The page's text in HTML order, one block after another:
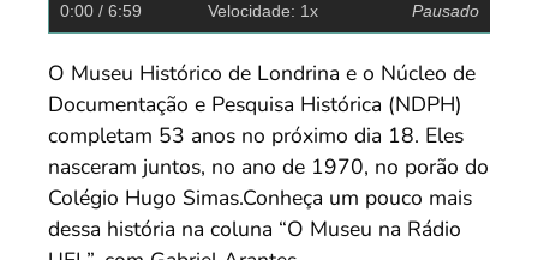
0:00 / 6:59 Velocidade: 1x Pausado
O Museu Histórico de Londrina e o Núcleo de
Documentação e Pesquisa Histórica (NDPH)
completam 53 anos no próximo dia 18. Eles
nasceram juntos, no ano de 1970, no porão do
Colégio Hugo Simas.Conheça um pouco mais
dessa história na coluna “O Museu na Rádio